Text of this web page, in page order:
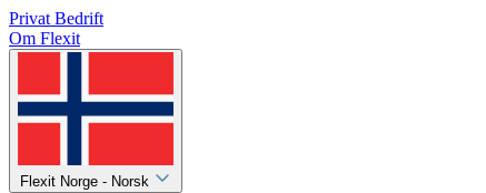
Privat Bedrift
Om Flexit
Flexit Norge - Norsk